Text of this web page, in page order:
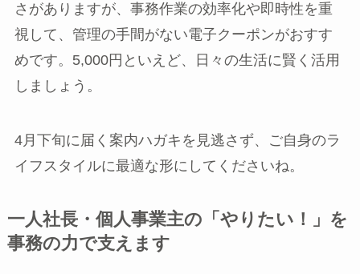
さがありますが、事務作業の効率化や即時性を重
視して、管理の手間がない電子クーポンがおすす
めです。5,000円といえど、日々の生活に賢く活用
しましょう。
4月下旬に届く案内ハガキを見逃さず、ご自身のラ
イフスタイルに最適な形にしてくださいね。
一人社長・個人事業主の「やりたい！」を
事務の力で支えます